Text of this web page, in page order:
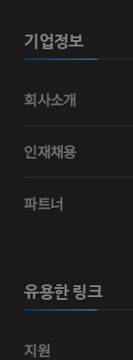
기업정보
회사소개
인재채용
파트너
유용한 링크
지원